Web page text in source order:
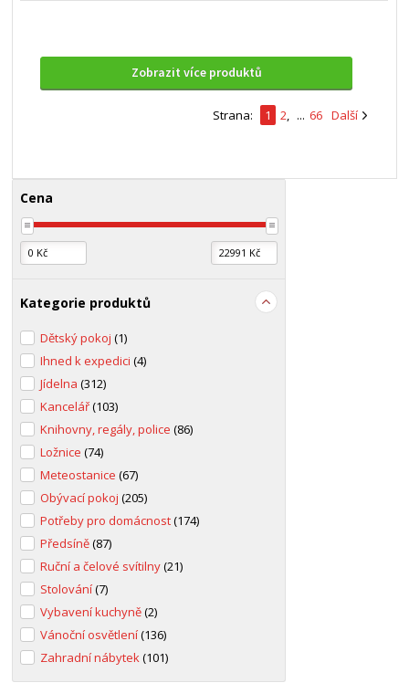
Zobrazit více produktů
Strana: 1 2, ... 66 Další
Cena
Kategorie produktů
Dětský pokoj(1)
Ihned k expedici(4)
Jídelna(312)
Kancelář(103)
Knihovny, regály, police(86)
Ložnice(74)
Meteostanice(67)
Obývací pokoj(205)
Potřeby pro domácnost(174)
Předsíně(87)
Ruční a čelové svítilny(21)
Stolování(7)
Vybavení kuchyně(2)
Vánoční osvětlení(136)
Zahradní nábytek(101)